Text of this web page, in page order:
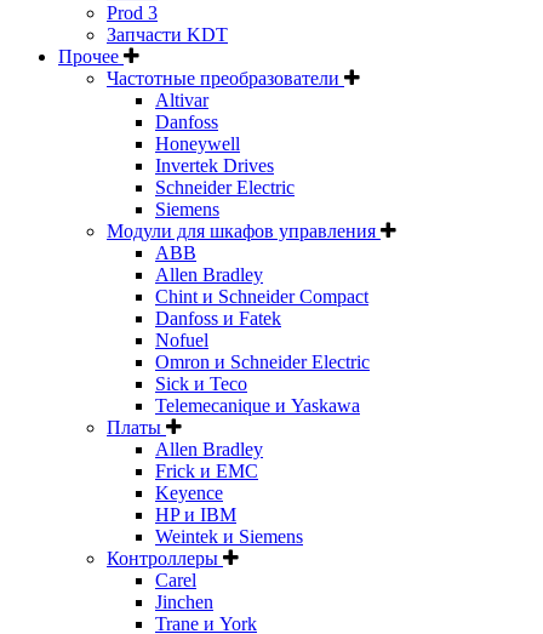
Prod 3
Запчасти KDT
Прочее
Частотные преобразователи
Altivar
Danfoss
Honeywell
Invertek Drives
Schneider Electric
Siemens
Модули для шкафов управления
ABB
Allen Bradley
Chint и Schneider Compact
Danfoss и Fatek
Nofuel
Omron и Schneider Electric
Sick и Teco
Telemecanique и Yaskawa
Платы
Allen Bradley
Frick и EMC
Keyence
HP и IBM
Weintek и Siemens
Контроллеры
Carel
Jinchen
Trane и York